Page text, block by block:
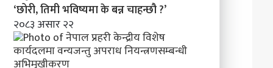
‘छोरी, तिमी भविष्यमा के बन्न चाहन्छौ ?’
२०८३ असार २२